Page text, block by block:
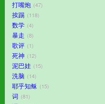
打嘴炮 47
挨踢 118
数学 4
暴走 8
歌评 1
死神 12
泥巴娃 15
洗脑 14
耶乎知稣 15
词 81